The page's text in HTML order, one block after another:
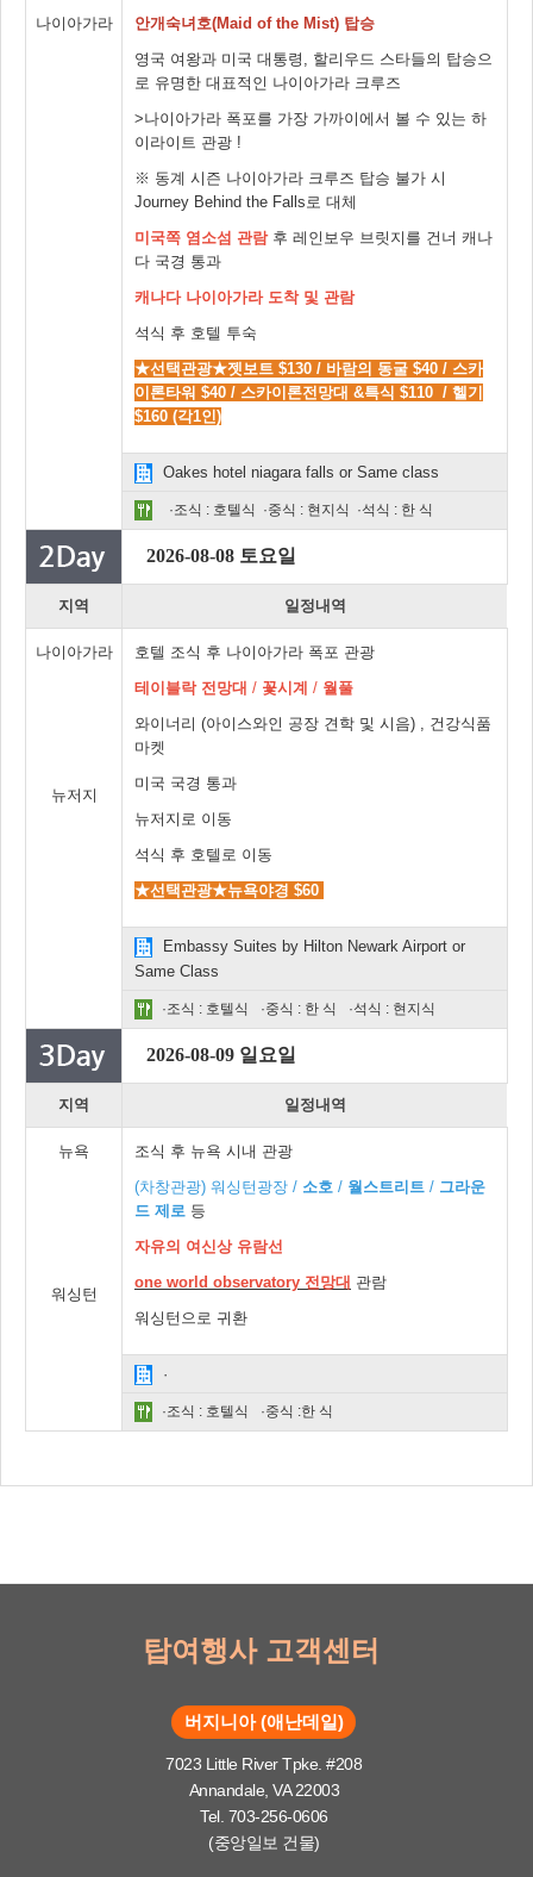
나이아가라 안개숙녀호(Maid of the Mist) 탑승
영국 여왕과 미국 대통령, 할리우드 스타들의 탑승으
로 유명한 대표적인 나이아가라 크루즈
>나이아가라 폭포를 가장 가까이에서 볼 수 있는 하
이라이트 관광 !
※ 동계 시즌 나이아가라 크루즈 탑승 불가 시
Journey Behind the Falls로 대체
미국쪽 염소섬 관람 후 레인보우 브릿지를 건너 캐나
다 국경 통과
캐나다 나이아가라 도착 및 관람
석식 후 호텔 투숙
★선택관광★젯보트 $130 / 바람의 동굴 $40 / 스카
이론타워 $40 / 스카이론전망대 &특식 $110 / 헬기
$160 (각1인)
Oakes hotel niagara falls or Same class
·조식 : 호텔식 ·중식 : 현지식 ·석식 : 한 식
2026-08-08 토요일
지역 일정내역
나이아가라
뉴저지
호텔 조식 후 나이아가라 폭포 관광
테이블락 전망대 / 꽃시계 / 월풀
와이너리 (아이스와인 공장 견학 및 시음) , 건강식품
마켓
미국 국경 통과
뉴저지로 이동
석식 후 호텔로 이동
★선택관광★뉴욕야경 $60
Embassy Suites by Hilton Newark Airport or
Same Class
·조식 : 호텔식 ·중식 : 한 식 ·석식 : 현지식
2026-08-09 일요일
지역 일정내역
뉴욕
워싱턴
조식 후 뉴욕 시내 관광
(차창관광) 워싱턴광장 / 소호 / 월스트리트 / 그라운
드 제로 등
자유의 여신상 유람선
one world observatory 전 망대 관람
워싱턴으로 귀환
·
·조식 : 호텔식 ·중식 :한 식
탑여행사 고객센터
버지니아 (애난데일)
7023 Little River Tpke. #208
Annandale, VA 22003
Tel. 703-256-0606
(중앙일보 건물)